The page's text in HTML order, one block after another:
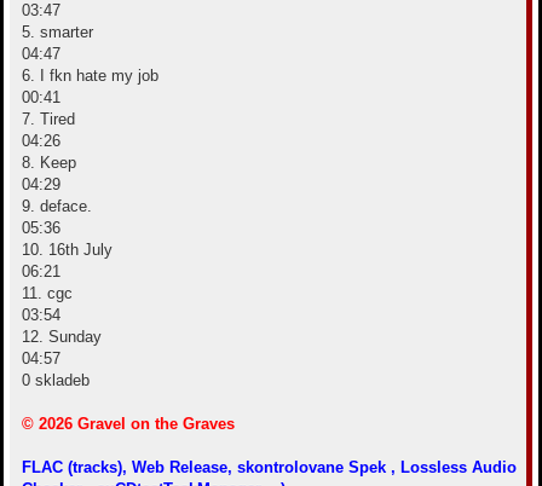
03:47
5. smarter
04:47
6. I fkn hate my job
00:41
7. Tired
04:26
8. Keep
04:29
9. deface.
05:36
10. 16th July
06:21
11. cgc
03:54
12. Sunday
04:57
0 skladeb
© 2026 Gravel on the Graves
FLAC (tracks), Web Release, skontrolovane Spek , Lossless Audio